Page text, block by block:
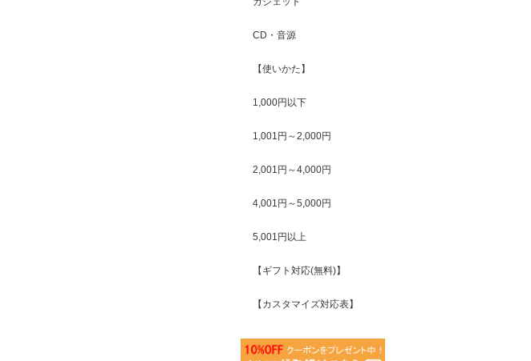
CD・音源
【使いかた】
1,000円以下
1,001円～2,000円
2,001円～4,000円
4,001円～5,000円
5,001円以上
【ギフト対応(無料)】
【カスタマイズ対応表】